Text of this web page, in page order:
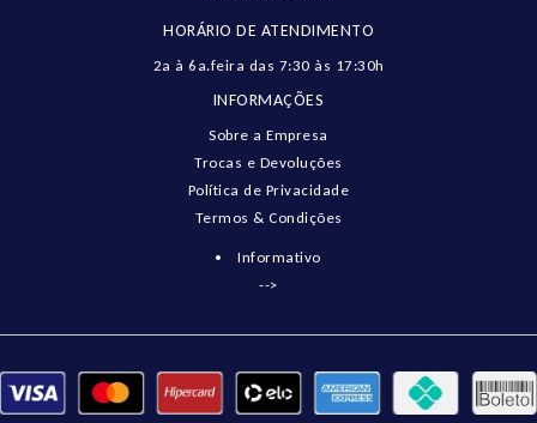
HORÁRIO DE ATENDIMENTO
2a à 6a.feira das 7:30 às 17:30h
INFORMAÇÕES
Sobre a Empresa
Trocas e Devoluções
Política de Privacidade
Termos & Condições
Informativo
-->